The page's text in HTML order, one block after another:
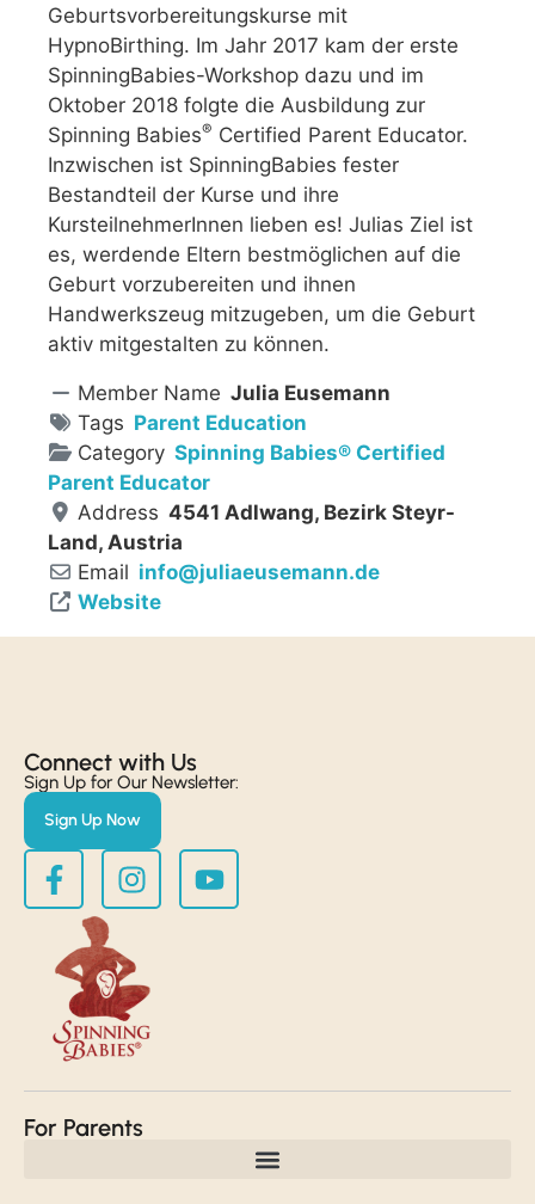
Geburtsvorbereitungskurse mit
HypnoBirthing. Im Jahr 2017 kam der erste
SpinningBabies-Workshop dazu und im
Oktober 2018 folgte die Ausbildung zur
Spinning Babies® Certified Parent Educator.
Inzwischen ist SpinningBabies fester
Bestandteil der Kurse und ihre
KursteilnehmerInnen lieben es! Julias Ziel ist
es, werdende Eltern bestmöglichen auf die
Geburt vorzubereiten und ihnen
Handwerkszeug mitzugeben, um die Geburt
aktiv mitgestalten zu können.
Member Name Julia Eusemann
Tags Parent Education
Category Spinning Babies® Certified
Parent Educator
Address 4541 Adlwang, Bezirk Steyr-
Land, Austria
Email info@juliaeusemann.de
Website
Connect with Us​
Sign Up for Our Newsletter:
Sign Up Now
For Parents